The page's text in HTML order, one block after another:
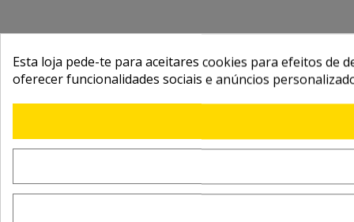
Esta loja pede-te para aceitares cookies para efeitos de
oferecer funcionalidades sociais e anúncios